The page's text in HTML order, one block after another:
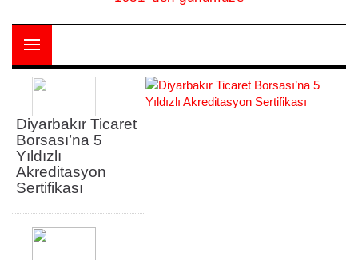
https://yapayzekazirvesi.org/ adresinden erişim
sağlanabilmektedir. Kayıtlar link üzerinden 22
Diyarbakır Ticaret
Borsası’na 5
Yıldızlı
Akreditasyon
Sertifikası